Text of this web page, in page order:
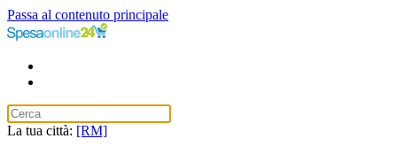
Passa al contenuto principale
La tua città: [RM]